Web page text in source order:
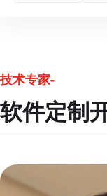
技术专家-
软件定制